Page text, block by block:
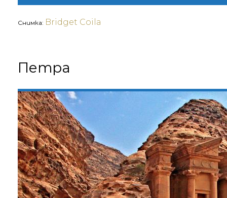
Снимка: Bridget Coila
Петра